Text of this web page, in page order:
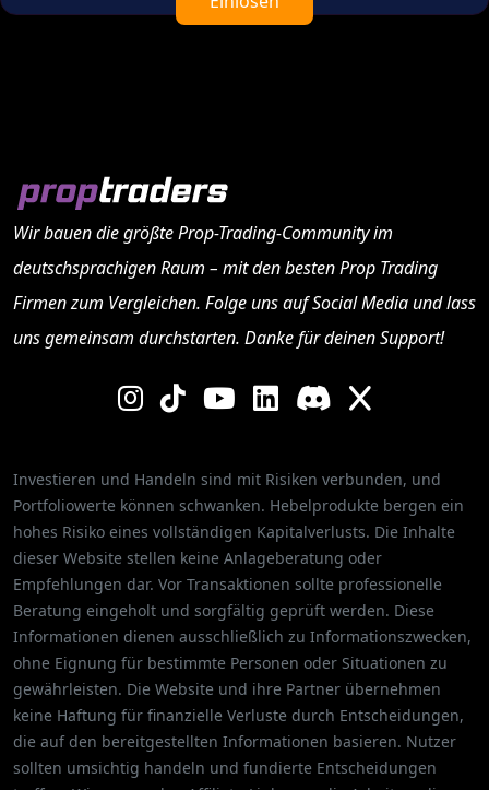
Wir bauen die größte Prop-Trading-Community im
deutschsprachigen Raum – mit den bestenProp Trading
Firmenzum Vergleichen. Folge uns auf Social Media und lass
uns gemeinsam durchstarten. Danke für deinen Support!
Investieren und Handeln sind mit Risiken verbunden, und
Portfoliowerte können schwanken. Hebelprodukte bergen ein
hohes Risiko eines vollständigen Kapitalverlusts. Die Inhalte
dieser Website stellen keine Anlageberatung oder
Empfehlungen dar. Vor Transaktionen sollte professionelle
Beratung eingeholt und sorgfältig geprüft werden. Diese
Informationen dienen ausschließlich zu Informationszwecken,
ohne Eignung für bestimmte Personen oder Situationen zu
gewährleisten. Die Website und ihre Partner übernehmen
keine Haftung für finanzielle Verluste durch Entscheidungen,
die auf den bereitgestellten Informationen basieren. Nutzer
sollten umsichtig handeln und fundierte Entscheidungen